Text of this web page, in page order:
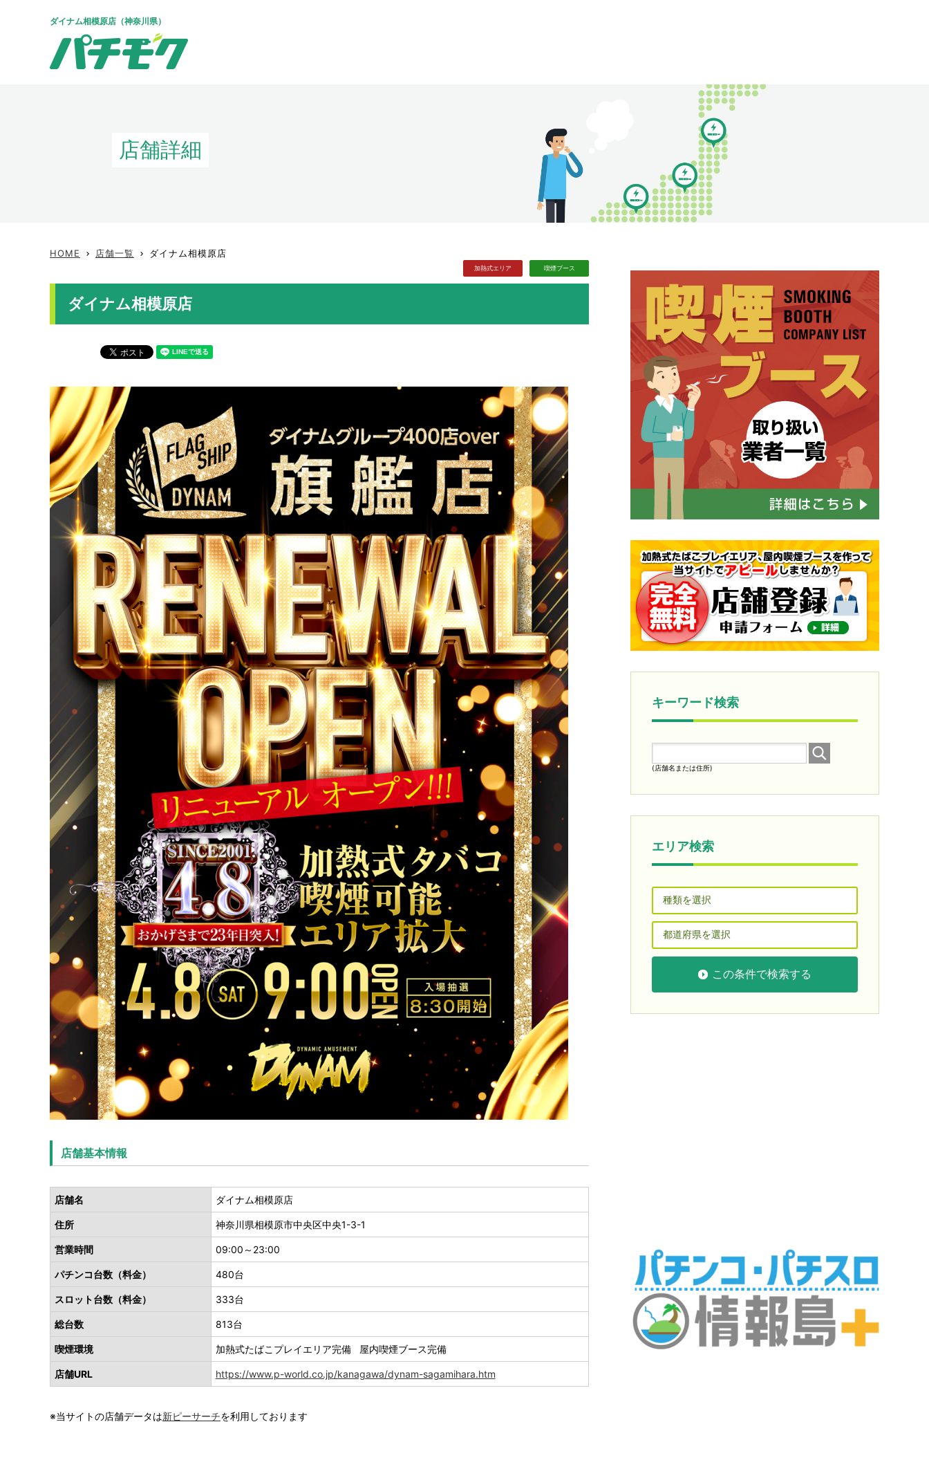
ダイナム相模原店（神奈川県）
店舗詳細
HOME keyboard_arrow_right 店舗一覧 keyboard_arrow_right ダイナム相模原店
加熱式エリア 喫煙ブース
ダイナム相模原店
店舗基本情報
店舗名 ダイナム相模原店
住所 神奈川県相模原市中央区中央1-3-1
営業時間 09:00～23:00
パチンコ台数（料金） 480台
スロット台数（料金） 333台
総台数 813台
喫煙環境 加熱式たばこプレイエリア完備 屋内喫煙ブース完備
店舗URL https://www.p-world.co.jp/kanagawa/dynam-sagamihara.htm
※当サイトの店舗データは新ピーサーチを利用しております
キーワード検索
(店舗名または住所)
エリア検索
この条件で検索する